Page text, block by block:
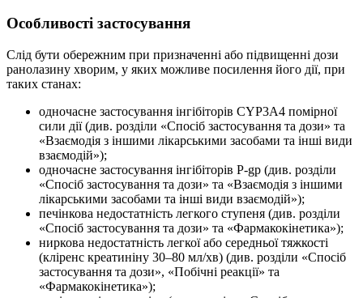
Особливості застосування
Слід бути обережним при призначенні або підвищенні дози
ранолазину хворим, у яких можливе посилення його дії, при
таких станах:
одночасне застосування інгібіторів CYP3A4 помірної
сили дії (див. розділи «Спосіб застосування та дози» та
«Взаємодія з іншими лікарськими засобами та інші види
взаємодій»);
одночасне застосування інгібіторів P-gp (див. розділи
«Спосіб застосування та дози» та «Взаємодія з іншими
лікарськими засобами та інші види взаємодій»);
печінкова недостатність легкого ступеня (див. розділи
«Спосіб застосування та дози» та «Фармакокінетика»);
ниркова недостатність легкої або середньої тяжкості
(кліренс креатиніну 30–80 мл/хв) (див. розділи «Спосіб
застосування та дози», «Побічні реакції» та
«Фармакокінетика»);